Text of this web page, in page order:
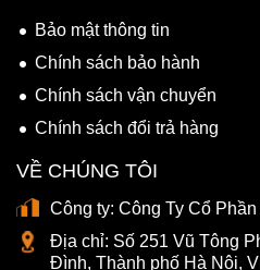
Bảo mật thông tin
Chính sách bảo hành
Chính sách vận chuyển
Chính sách đổi trả hàng
VỀ CHÚNG TÔI
Công ty: Công Ty Cổ
Địa chỉ: Số 251 Vũ Tông
Đình, Thành phố Hà Nội,